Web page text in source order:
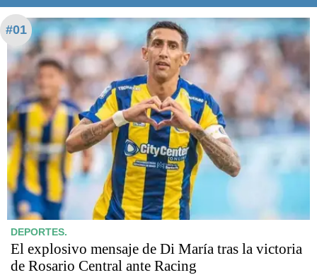
#01
DEPORTES.
El explosivo mensaje de Di María tras la victoria
de Rosario Central ante Racing